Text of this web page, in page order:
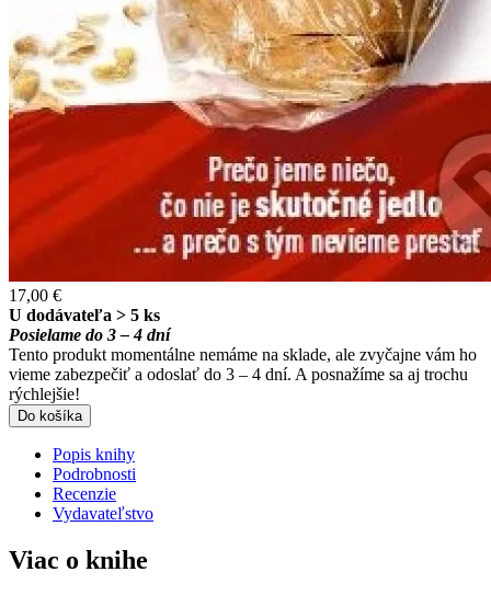
17,00 €
U dodávateľa > 5 ks
Posielame do 3 – 4 dní
Tento produkt momentálne nemáme na sklade, ale zvyčajne vám ho
vieme zabezpečiť a odoslať do 3 – 4 dní. A posnažíme sa aj trochu
rýchlejšie!
Do košíka
Popis knihy
Podrobnosti
Recenzie
Vydavateľstvo
Viac o knihe